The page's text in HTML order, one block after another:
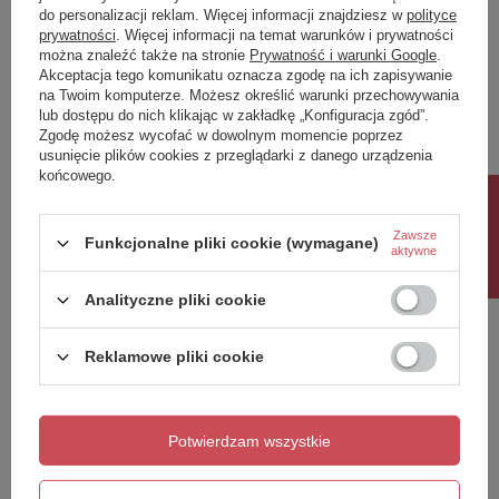
Materiał
Instalacja
Meblowe
Typ umywalki
Umywalka meblowa
Ilość otworów na baterię 1 otwór
Przelew
TAK
Kształt
Prostokątny
Zestaw zawiera
Zestaw odpływowy
Waga / szt.
8590913831775
Marka Sapho
Podmiot odpowiedzialny za ten
produkt na terenie UE
UBC s.r.o. Więcej
Symbol 50093
Produkt na zamówienie czas
oczekiwania na dostawę z
0
Gwarancja w miesiącach 24
kolor biały
Potrzebujesz pomocy? Masz pytania?
Zadaj pytanie a my odpowiemy niezwłocznie,
dla innych.
Zadaj pytanie
Napisz swoją opinię
do personalizacji reklam. Więcej informacji znajdziesz w polityce
prywatności . Więcej informacji na temat warunków i prywatności
można znaleźć także na stronie Prywatność i warunki Google
Akceptacja tego komunikatu oznacza zgodę na ich zapisywanie
na Twoim komputerze. Możesz określić warunki przechowywania
lub dostępu do nich klikając w zakładkę „Konfiguracja zgód”.
Zgodę możesz wycofać w dowolnym momencie poprzez
usunięcie plików cookies z przeglądarki z danego urządzenia
końcowego.
Funkcjonalne pliki cookie (wymagane)
Zawsze
aktywne
Analityczne pliki cookie
Reklamowe pliki cookie
Potwierdzam wszystkie